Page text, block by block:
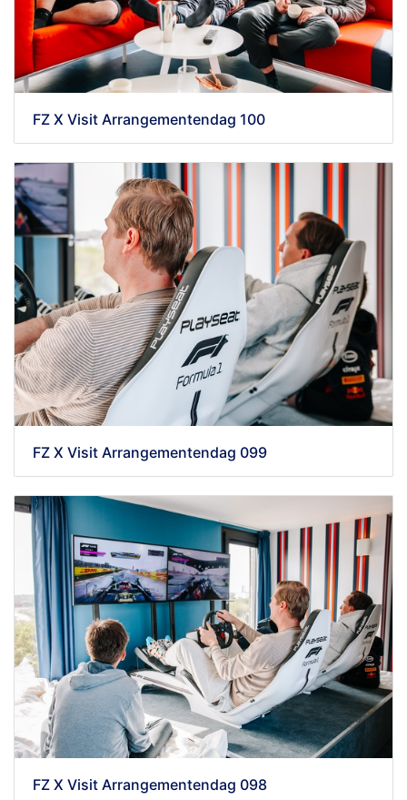
FZ X Visit Arrangementendag 100
FZ X Visit Arrangementendag 099
FZ X Visit Arrangementendag 098